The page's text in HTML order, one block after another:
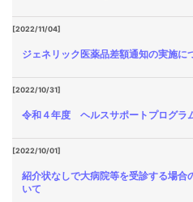
[2022/11/04]
ジェネリック医薬品差額通知の実施に
[2022/10/31]
令和４年度 ヘルスサポートプログラ
[2022/10/01]
紹介状なしで大病院等を受診する場合
いて